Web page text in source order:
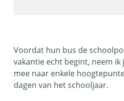
Voordat hun bus de
vakantie echt begint, neem ik
mee naar enkele
dagen van het schooljaar.